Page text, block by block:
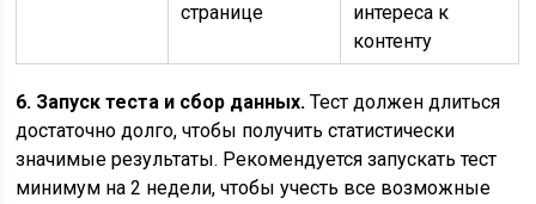
странице
интереса к
контенту
6. Запуск теста и сбор данных. Тест должен длиться
достаточно долго, чтобы получить статистически
значимые результаты. Рекомендуется запускать тест
минимум на 2 недели, чтобы учесть все возможные